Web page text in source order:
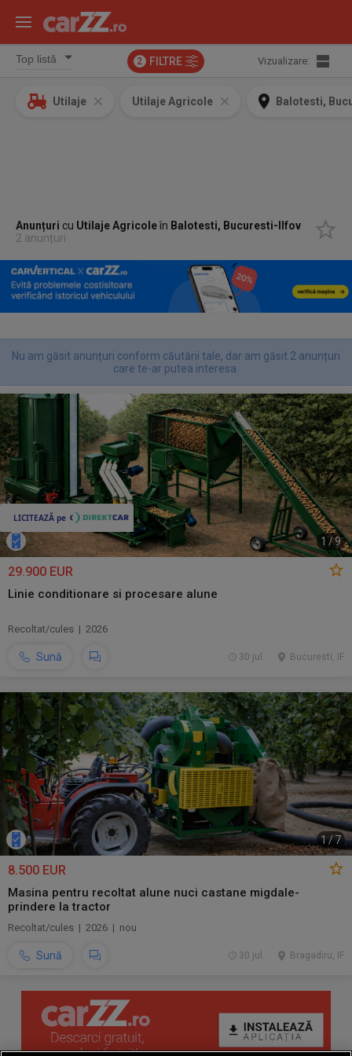
2 FILTRE Vizualizare:
Utilaje Utilaje Agricole Balotesti,
Anunțuri cu Utilaje Agricoleîn Balotesti, Bucuresti-Ilfov
2 anunțuri
Nu am găsit anunțuri conform căutării tale, dar am găsit 2 anunțuri
care te-ar putea interesa.
1 /9
29.900 EUR
Linie conditionare si procesare alune
Recoltat/cules | 2026
Sună Bucuresti, IF
30 jul.
1/7
8.500 EUR
Masina pentru recoltat alune nuci castane migdale-
prindere la tractor
Recoltat/cules | 2026 | nou
Sună Bragadiru, IF
30 jul.